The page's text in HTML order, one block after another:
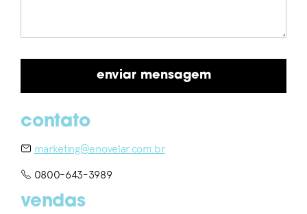
contato
marketing@enovelar.com.br
0800-643-3989
vendas